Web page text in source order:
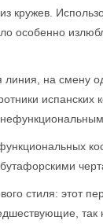
кружев.
особенно
линия, на
стиля: этот
так